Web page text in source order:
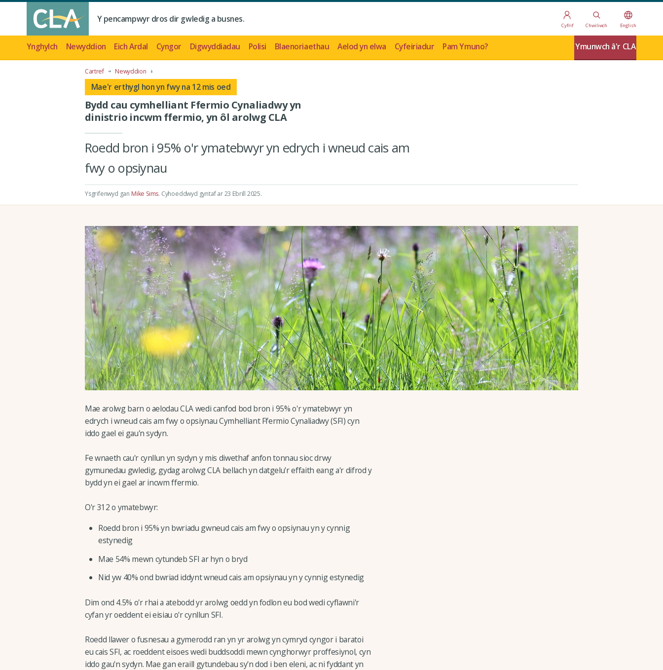
Y pencampwyr dros dir gwledig a busnes.
Cyfrif Chwiliwch English
Ynghylch Newyddion Eich Ardal Cyngor Digwyddiadau Polisi Blaenoriaethau Aelod yn elwa Cyfeiriadur Pam Ymuno? Ymunwch â'r CLA
Cartref Newyddion
Mae'r erthygl hon yn fwy na 12 mis oed
Bydd cau cymhelliant Ffermio Cynaliadwy yn
dinistrio incwm ffermio, yn ôl arolwg CLA
Roedd bron i 95% o'r ymatebwyr yn edrych i wneud cais am
fwy o opsiynau
Ysgrifenwyd gan Mike Sims. Cyhoeddwyd gyntaf ar 23 Ebrill 2025.
Mae arolwg barn o aelodau CLA wedi canfod bod bron i 95% o'r ymatebwyr yn
edrych i wneud cais am fwy o opsiynau Cymhelliant Ffermio Cynaliadwy (SFI) cyn
iddo gael ei gau'n sydyn.
Fe wnaeth cau'r cynllun yn sydyn y mis diwethaf anfon tonnau sioc drwy
gymunedau gwledig, gydag arolwg CLA bellach yn datgelu'r effaith eang a'r difrod y
bydd yn ei gael ar incwm ffermio.
O'r 312 o ymatebwyr:
Roedd bron i 95% yn bwriadu gwneud cais am fwy o opsiynau yn y cynnig
estynedig
Mae 54% mewn cytundeb SFI ar hyn o bryd
Nid yw 40% ond bwriad iddynt wneud cais am opsiynau yn y cynnig estynedig
Dim ond 4.5% o'r rhai a atebodd yr arolwg oedd yn fodlon eu bod wedi cyflawni'r
cyfan yr oeddent ei eisiau o'r cynllun SFI.
Roedd llawer o fusnesau a gymerodd ran yn yr arolwg yn cymryd cyngor i baratoi
eu cais SFI, ac roeddent eisoes wedi buddsoddi mewn cynghorwyr proffesiynol, cyn
iddo gau'n sydyn. Mae gan eraill gytundebau sy'n dod i ben eleni, ac ni fyddant yn